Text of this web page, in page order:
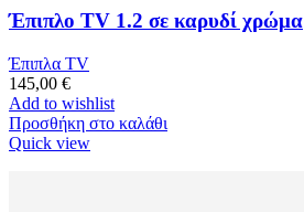
Έπιπλο TV 1.2 σε καρυδί χρώμα
Έπιπλα TV
145,00 €
Add to wishlist
Προσθήκη στο καλάθι
Quick view